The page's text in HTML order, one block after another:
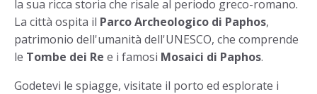
la sua ricca storia che risale al periodo greco-romano.
La città ospita il Parco Archeologico di Paphos,
patrimonio dell'umanità dell'UNESCO, che comprende
le Tombe dei Re e i famosi Mosaici di Paphos.
Godetevi le spiagge, visitate il porto ed esplorate i